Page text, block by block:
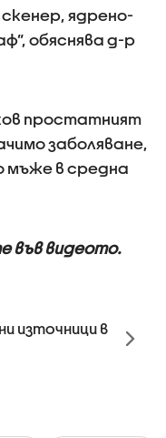
ядрено-
обяснява д-р
простатният
заболяване,
мъже в средна
във видеото.
източници в